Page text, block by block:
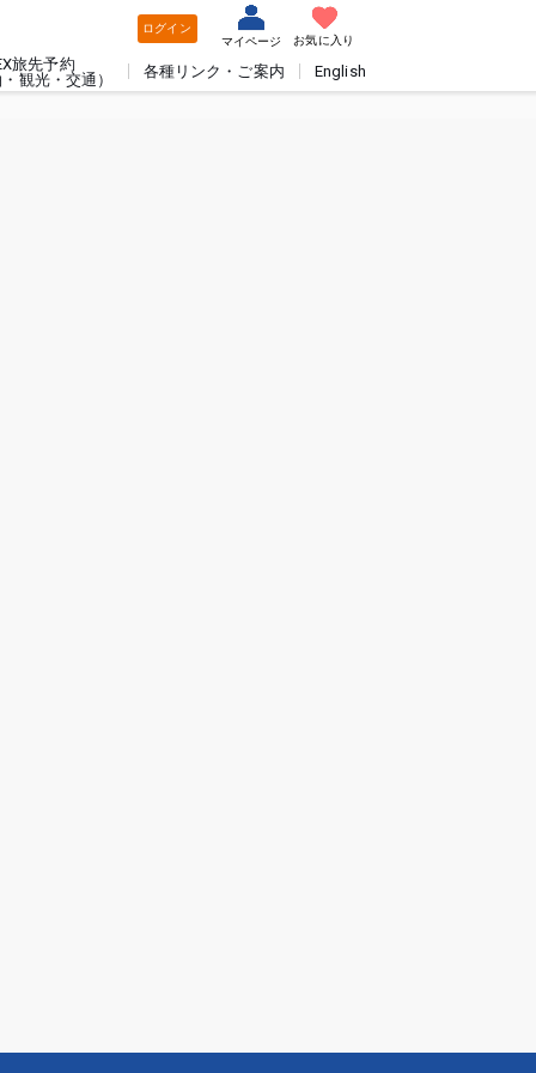
ログイン
マイページ
お気に入り
旅先予約
・観光・交通）
各種リンク・ご案内 English